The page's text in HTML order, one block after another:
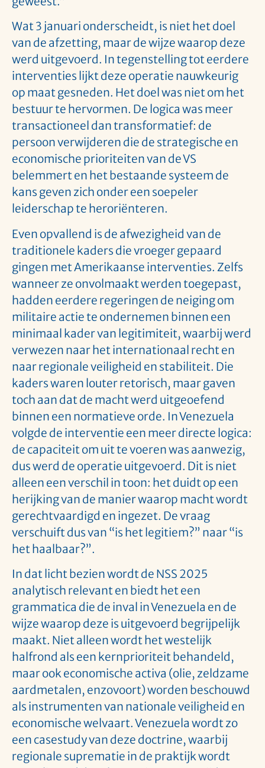
Wat 3 januari onderscheidt, is niet het doel
van de afzetting, maar de wijze waarop deze
werd uitgevoerd. In tegenstelling tot eerdere
interventies lijkt deze operatie nauwkeurig
op maat gesneden. Het doel was niet om het
bestuur te hervormen. De logica was meer
transactioneel dan transformatief: de
persoon verwijderen die de strategische en
economische prioriteiten van de VS
belemmert en het bestaande systeem de
kans geven zich onder een soepeler
leiderschap te heroriënteren.
Even opvallend is de afwezigheid van de
traditionele kaders die vroeger gepaard
gingen met Amerikaanse interventies. Zelfs
wanneer ze onvolmaakt werden toegepast,
hadden eerdere regeringen de neiging om
militaire actie te ondernemen binnen een
minimaal kader van legitimiteit, waarbij werd
verwezen naar het internationaal recht en
naar regionale veiligheid en stabiliteit. Die
kaders waren louter retorisch, maar gaven
toch aan dat de macht werd uitgeoefend
binnen een normatieve orde. In Venezuela
volgde de interventie een meer directe logica:
de capaciteit om uit te voeren was aanwezig,
dus werd de operatie uitgevoerd. Dit is niet
alleen een verschil in toon: het duidt op een
herijking van de manier waarop macht wordt
gerechtvaardigd en ingezet. De vraag
verschuift dus van “is het legitiem?” naar “is
het haalbaar?”.
In dat licht bezien wordt de NSS 2025
analytisch relevant en biedt het een
grammatica die de inval in Venezuela en de
wijze waarop deze is uitgevoerd begrijpelijk
maakt. Niet alleen wordt het westelijk
halfrond als een kernprioriteit behandeld,
maar ook economische activa (olie, zeldzame
aardmetalen, enzovoort) worden beschouwd
als instrumenten van nationale veiligheid en
economische welvaart. Venezuela wordt zo
een casestudy van deze doctrine, waarbij
regionale suprematie in de praktijk wordt